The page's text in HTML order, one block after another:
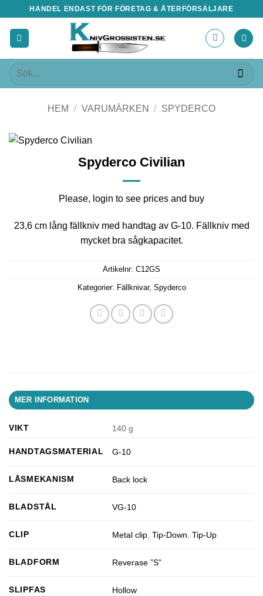
content
HANDEL ENDAST FÖR FÖRETAG & ÅTERFÖRSÄLJARE
Sök
HEM / VARUMÄRKEN / SPYDERCO
Spyderco Civilian
Please, login to see prices and buy
23,6 cm lång fällkniv med handtag av G-10. Fällkniv med
mycket bra sågkapacitet.
Artikelnr: C12GS
Kategorier: Fällknivar, Spyderco
MER INFORMATION
VIKT 140 g
HANDTAGSMATERIAL G-10
LÅSMEKANISM Back lock
BLADSTÅL VG-10
CLIP Metal clip ,Tip-Down ,Tip-Up
BLADFORM Reverase ”S”
SLIPFAS Hollow